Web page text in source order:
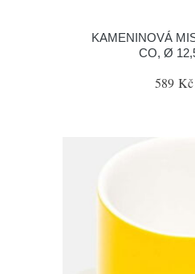
KAMENINOVÁ
CO, Ø
589 Kč